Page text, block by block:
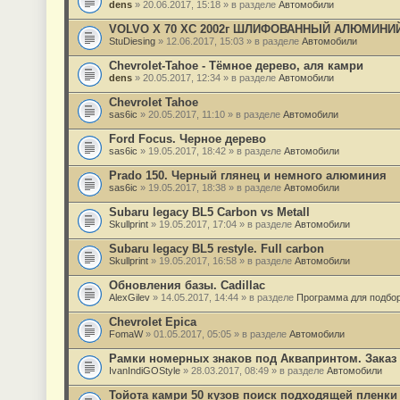
dens » 20.06.2017, 15:18 » в разделе Автомобили
VOLVO X 70 XC 2002г ШЛИФОВАННЫЙ
StuDiesing » 12.06.2017, 15:03 » в разделе Автомобили
Chevrolet-Tahoe - Тёмное дерево, аля камри
dens » 20.05.2017, 12:34 » в разделе Автомобили
Chevrolet Tahoe
sas6ic » 20.05.2017, 11:10 » в разделе Автомобили
Ford Focus. Черное дерево
sas6ic » 19.05.2017, 18:42 » в разделе Автомобили
Prado 150. Черный глянец и немного алюминия
sas6ic » 19.05.2017, 18:38 » в разделе Автомобили
Subaru legacy BL5 Carbon vs Metall
Skullprint » 19.05.2017, 17:04 » в разделе Автомобили
Subaru legacy BL5 restyle. Full carbon
Skullprint » 19.05.2017, 16:58 » в разделе Автомобили
Обновления базы. Cadillac
AlexGilev » 14.05.2017, 14:44 » в разделе Программа для
Chevrolet Epica
FomaW» 01.05.2017, 05:05 » в разделе Автомобили
Рамки номерных знаков под Аквапринтом.
IvanIndiGOStyle » 28.03.2017, 08:49 » в разделе Автомобили
Тойота камри 50 кузов поиск подходящей